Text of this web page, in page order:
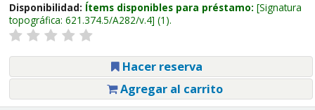
Disponibilidad: Ítems disponibles para préstamo: Signatura
topográfica: 621.374.5/A282/v.4 (1).
Hacer reserva
Agregar al carrito